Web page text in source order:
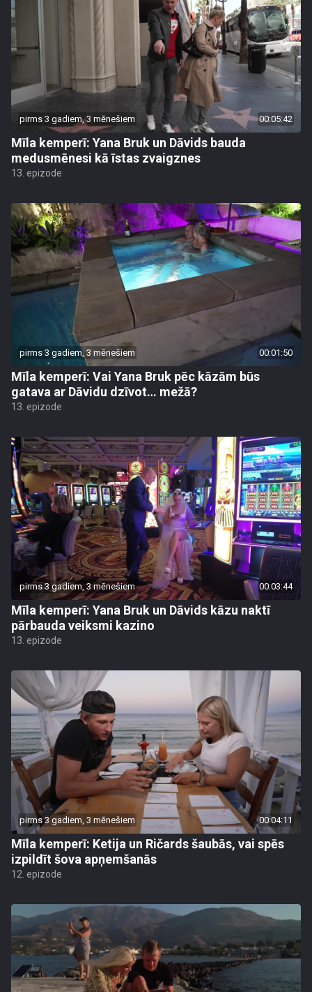
pirms 3 gadiem, 3 mēnešiem 00:05:42
Mīla kemperī: Yana Bruk un Dāvids bauda
medusmēnesi kā īstas zvaigznes
13. epizode
pirms 3 gadiem, 3 mēnešiem 00:01:50
Mīla kemperī: Vai Yana Bruk pēc kāzām būs
gatava ar Dāvidu dzīvot… mežā?
13. epizode
pirms 3 gadiem, 3 mēnešiem 00:03:44
Mīla kemperī: Yana Bruk un Dāvids kāzu naktī
pārbauda veiksmi kazino
13. epizode
pirms 3 gadiem, 3 mēnešiem 00:04:11
Mīla kemperī: Ketija un Ričards šaubās, vai spēs
izpildīt šova apņemšanās
12. epizode